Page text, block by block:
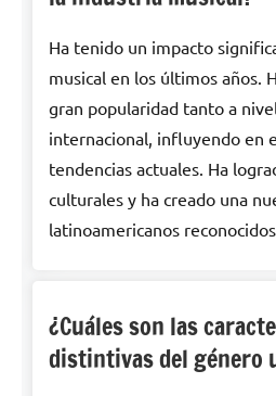
Ha tenido un impacto
musical en los últimos años.
gran popularidad tanto a
internacional, influyendo en
tendencias actuales. Ha
culturales y ha creado una
latinoamericanos
¿Cuáles son las
distintivas del género